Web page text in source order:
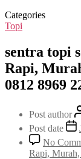
Categories
Topi
sentra topi
Rapi,
0812 8969
Post author
Post date
No
Rapi,